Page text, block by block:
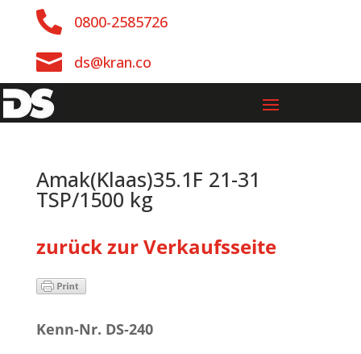
 0800-2585726
 ds@kran.co
Amak(Klaas)35.1F 21-31
TSP/1500 kg
zurück zur Verkaufsseite
Kenn-Nr. DS-240